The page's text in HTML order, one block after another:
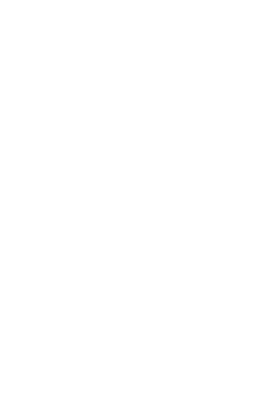
Dự báo thời